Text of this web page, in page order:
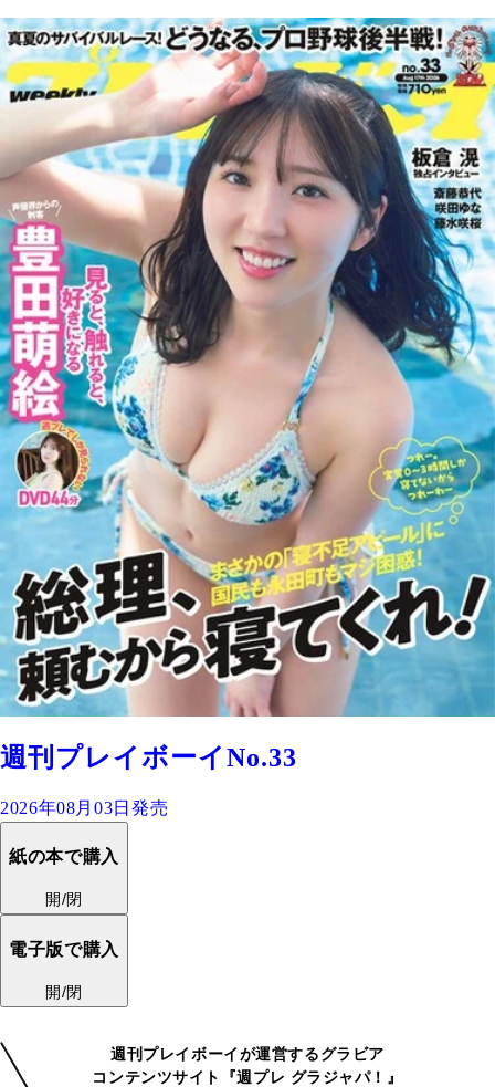
週刊プレイボーイNo.33
2026年08月03日発売
紙の本で購入
開/閉
電子版で購入
開/閉
週刊プレイボーイが運営するグラビア
コンテンツサイト『週プレ グラジャパ！』